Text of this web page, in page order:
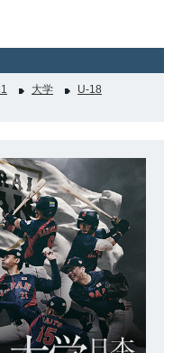
大学
U-18